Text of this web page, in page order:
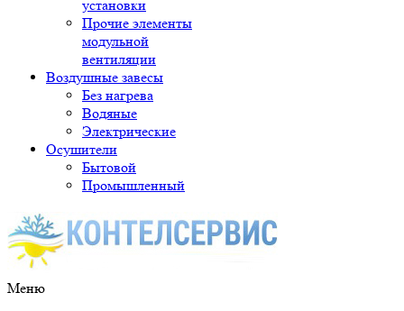
установки
Прочие элементы
модульной
вентиляции
Воздушные завесы
Без нагрева
Водяные
Электрические
Осушители
Бытовой
Промышленный
Меню